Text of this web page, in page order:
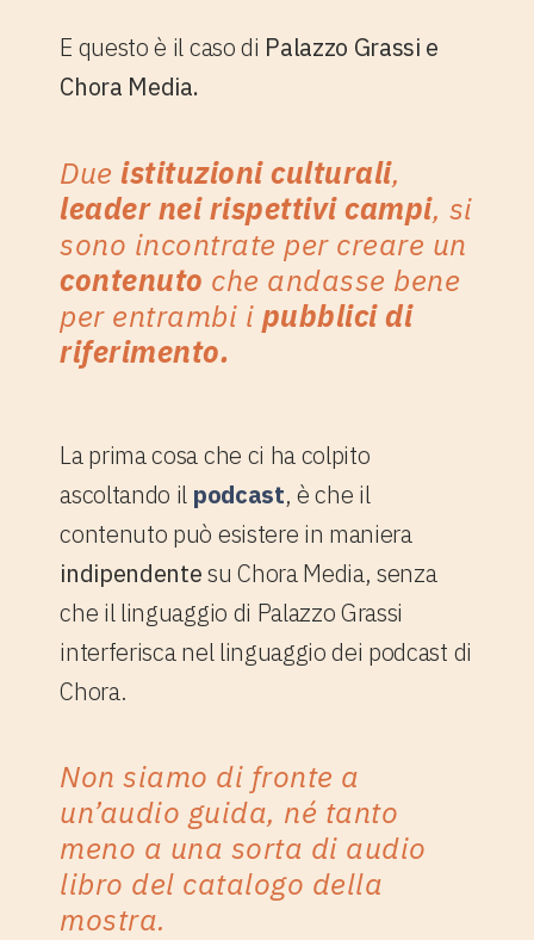
E questo è il caso di Palazzo Grassi e
Chora Media.
Dueistituzioni culturali,
leader nei rispettivi campi, si
sono incontrate per creare un
contenuto che andasse bene
per entrambi i pubblici di
riferimento.
La prima cosa che ci ha colpito
ascoltando il podcast, è che il
contenuto può esistere in maniera
indipendentesu Chora Media, senza
che il linguaggio di Palazzo Grassi
interferisca nel linguaggio dei podcast di
Chora.
Non siamo di fronte a
un’audio guida, né tanto
meno a una sorta di audio
libro del catalogo della
mostra.